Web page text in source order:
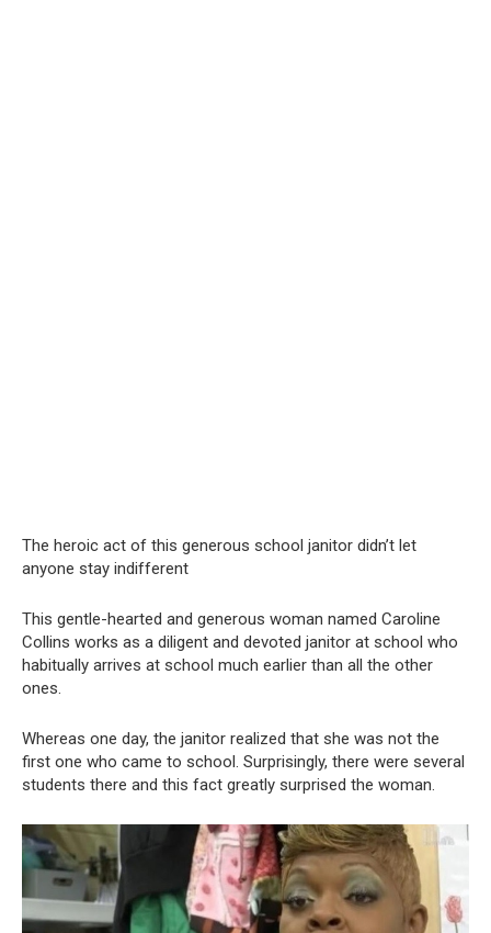
The heroic act of this generous school janitor didn’t let
anyone stay indifferent
This gentle-hearted and generous woman named Caroline
Collins works as a diligent and devoted janitor at school who
habitually arrives at school much earlier than all the other
ones.
Whereas one day, the janitor realized that she was not the
first one who came to school. Surprisingly, there were several
students there and this fact greatly surprised the woman.